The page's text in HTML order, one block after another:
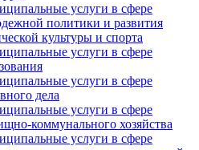
услуги в сфере
политики и развития
культуры и спорта
услуги в сфере
услуги в сфере
дела
услуги в сфере
коммунального хозяйства
услуги в сфере